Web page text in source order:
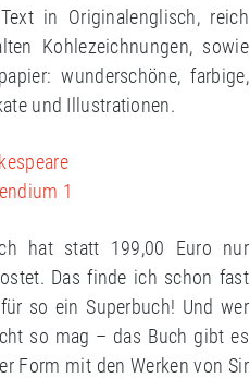
in Originalenglisch, reich
Kohlezeichnungen, sowie
wunderschöne, farbige,
und Illustrationen.
hat statt 199,00 Euro nur
Das finde ich schon fast
so ein Superbuch! Und wer
so mag – das Buch gibt es
Form mit den Werken von Sir